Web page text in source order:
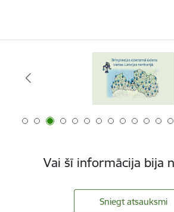
Vai šī informācija bija
Sniegt atsauksmi